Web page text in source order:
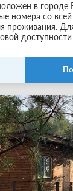
в городе
номера со
проживания.
доступности